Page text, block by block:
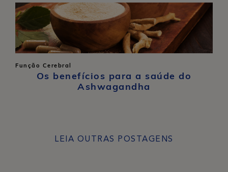
Função Cerebral
Os benefícios para a saúde do
Ashwagandha
LEIA OUTRAS POSTAGENS